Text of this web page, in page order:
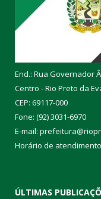
End.: Rua Governador
Centro - Rio Preto da
CEP: 69117-000
Fone: (92) 3031-6970
E-mail:
Horário de
ÚLTIMAS